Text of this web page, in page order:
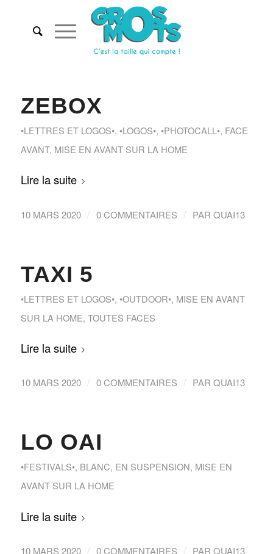
ZEBOX
•LETTRES ET LOGOS•, •LOGOS•, •PHOTOCALL•, FACE
AVANT, MISE EN AVANT SUR LA HOME
Lire la suite
10 MARS 2020 / 0 COMMENTAIRES / PAR QUAI13
TAXI 5
•LETTRES ET LOGOS•, •OUTDOOR•, MISE EN AVANT
SUR LA HOME, TOUTES FACES
Lire la suite
10 MARS 2020 / 0 COMMENTAIRES / PAR QUAI13
LO OAI
•FESTIVALS•, BLANC, EN SUSPENSION, MISE EN
AVANT SUR LA HOME
Lire la suite
10 MARS 2020 / 0 COMMENTAIRES / PAR QUAI13